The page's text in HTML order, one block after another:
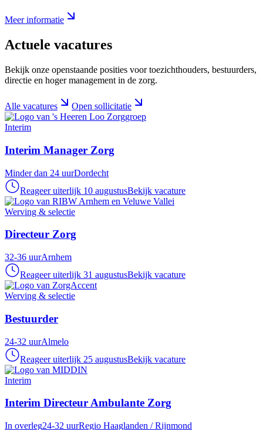
Meer informatie
Actuele vacatures
Bekijk onze openstaande posities voor toezichthouders, bestuurders,
directie en hoger management in de zorg.
Alle vacatures Open sollicitatie
Interim
Interim Manager Zorg
Minder dan 24 uurDordecht
Reageer uiterlijk 10 augustusBekijk vacature
Werving & selectie
Directeur Zorg
32-36 uurArnhem
Reageer uiterlijk 31 augustusBekijk vacature
Werving & selectie
Bestuurder
24-32 uurAlmelo
Reageer uiterlijk 25 augustusBekijk vacature
Interim
Interim Directeur Ambulante Zorg
In overleg24-32 uurRegio Haaglanden / Rijnmond